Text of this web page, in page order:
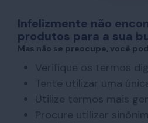
Infelizmente não
produtos para a sua
Mas não se preocupe, você
Verifique os termos
Tente utilizar uma
Utilize termos mais
Procure utilizar